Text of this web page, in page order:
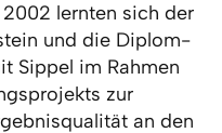
lernten sich der
und die Diplom-
Sippel im Rahmen
zur
an den